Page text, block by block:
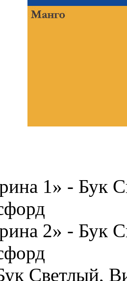
1» - Бук
2» - Бук
Светлый,